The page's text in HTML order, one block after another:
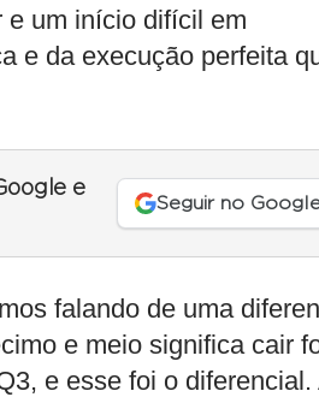
e um início difícil em
e da execução perfeita
e
Seguir no
falando de uma
e meio significa cair
e esse foi o diferencial.